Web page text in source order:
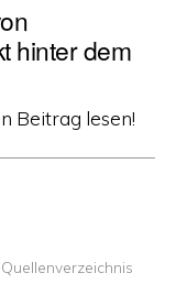
hinter dem
Beitrag lesen!